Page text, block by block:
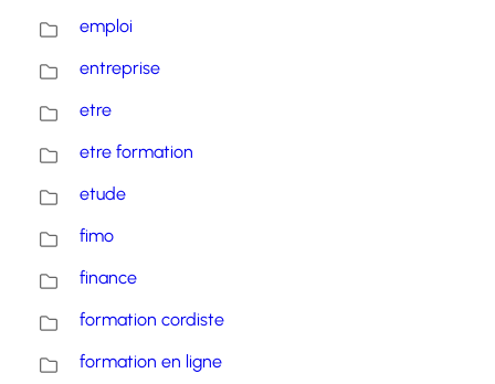
emploi
entreprise
etre
etre formation
etude
fimo
finance
formation cordiste
formation en ligne